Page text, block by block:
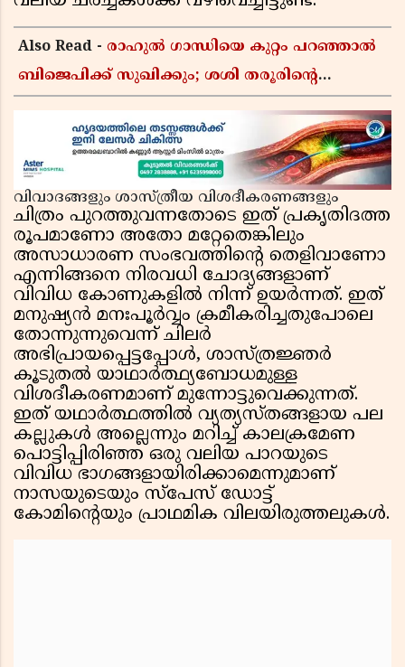
Also Read - രാഹുൽ ഗാന്ധിയെ കുറ്റം പറഞ്ഞാൽ
ബിജെപിക്ക് സുഖിക്കും; ശശി തരൂരിന്റെ
വേണുഗോപാൽ
വിവാദങ്ങളും ശാസ്ത്രീയ വിശദീകരണങ്ങളും
ചിത്രം പുറത്തുവന്നതോടെ ഇത് പ്രകൃതിദത്ത
രൂപമാണോ അതോ മറ്റേതെങ്കിലും
അസാധാരണ സംഭവത്തിന്റെ തെളിവാണോ
എന്നിങ്ങനെ നിരവധി ചോദ്യങ്ങളാണ്
വിവിധ കോണുകളിൽ നിന്ന് ഉയർന്നത്. ഇത്
മനുഷ്യൻ മനഃപൂർവ്വം ക്രമീകരിച്ചതുപോലെ
തോന്നുന്നുവെന്ന് ചിലർ
അഭിപ്രായപ്പെട്ടപ്പോൾ, ശാസ്ത്രജ്ഞർ
കൂടുതൽ യാഥാർത്ഥ്യബോധമുള്ള
വിശദീകരണമാണ് മുന്നോട്ടുവെക്കുന്നത്.
ഇത് യഥാർത്ഥത്തിൽ വ്യത്യസ്തങ്ങളായ പല
കല്ലുകൾ അല്ലെന്നും മറിച്ച് കാലക്രമേണ
പൊട്ടിപ്പിരിഞ്ഞ ഒരു വലിയ പാറയുടെ
വിവിധ ഭാഗങ്ങളായിരിക്കാമെന്നുമാണ്
നാസയുടെയും സ്പേസ് ഡോട്ട്
കോമിന്റെയും പ്രാഥമിക വിലയിരുത്തലുകൾ.